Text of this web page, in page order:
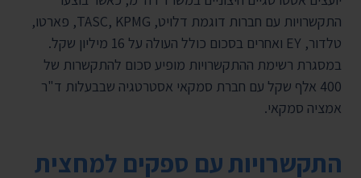
התקשרויות עם חברות דוגמת דלויט, TASC, KPMG, פארטו,
טלדור, EY ואחרים בסכום כולל העולה על 16 מיליון שקל.
במסגרת רשימת ההתקשרויות מופיע סכום להתקשרות של
400 אלף שקל עם חברת סמקאי אסטרטגיה שבבעלות ד"ר
אמציה סמקאי.
התקשרויות עם ספקים למחצית